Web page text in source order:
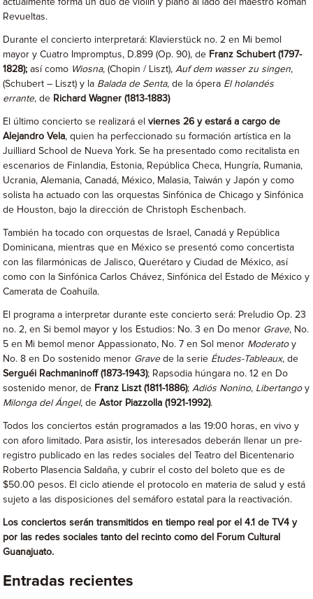
actualmente forma un dúo de violín y piano al lado del maestro Román
Revueltas.
Durante el concierto interpretará: Klavierstück no. 2 en Mi bemol
mayor y Cuatro Impromptus, D.899 (Op. 90), de Franz Schubert (1797-
1828); así como Wiosna, (Chopin / Liszt),Auf dem wasser zu singen,
(Schubert – Liszt) y la Balada de Senta, de la ópera El holandés
errante, de Richard Wagner (1813-1883)
El último concierto se realizará elviernes 26 y estará a cargo de
Alejandro Vela, quien ha perfeccionado su formación artística en la
Juilliard School de Nueva York. Se ha presentado como recitalista en
escenarios de Finlandia, Estonia, República Checa, Hungría, Rumania,
Ucrania, Alemania, Canadá, México, Malasia, Taiwán y Japón y como
solista ha actuado con las orquestas Sinfónica de Chicago y Sinfónica
de Houston, bajo la dirección de Christoph Eschenbach.
También ha tocado con orquestas de Israel, Canadá y República
Dominicana, mientras que en México se presentó como concertista
con las filarmónicas de Jalisco, Querétaro y Ciudad de México, así
como con la Sinfónica Carlos Chávez, Sinfónica del Estado de México y
Camerata de Coahuila.
El programa a interpretar durante este concierto será: Preludio Op. 23
no. 2, en Si bemol mayor y los Estudios: No. 3 en Do menor Grave, No.
5 en Mi bemol menor Appassionato, No. 7 en Sol menor Moderatoy
No. 8 en Do sostenido menor Gravede la serie Études-Tableaux, de
Serguéi Rachmaninoff (1873-1943); Rapsodia húngara no. 12 en Do
sostenido menor, de Franz Liszt (1811-1886);Adiós Nonino, Libertangoy
Milonga del Ángel, deAstor Piazzolla (1921-1992).
Todos los conciertos están programados a las 19:00 horas, en vivo y
con aforo limitado. Para asistir, los interesados deberán llenar un pre-
registro publicado en las redes sociales del Teatro del Bicentenario
Roberto Plasencia Saldaña, y cubrir el costo del boleto que es de
$50.00 pesos. El ciclo atiende el protocolo en materia de salud y está
sujeto a las disposiciones del semáforo estatal para la reactivación.
Los conciertos serán transmitidos en tiempo real por el 4.1 de TV4 y
por las redes sociales tanto del recinto como del Forum Cultural
Guanajuato.
Entradas recientes